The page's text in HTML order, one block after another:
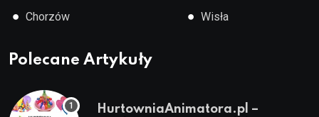
● Chorzów ● Wisła
Polecane Artykuły
HurtowniaAnimatora.pl –